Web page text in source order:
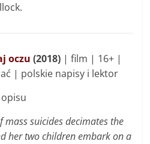
oczu (2018) | film | 16+ |
| polskie napisy i lektor
mass suicides decimates the
her two children embark on a